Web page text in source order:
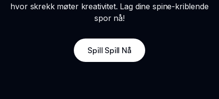
hvor skrekk møter kreativitet. Lag dine spine-kriblende
spor nå!
Spill Spill Nå